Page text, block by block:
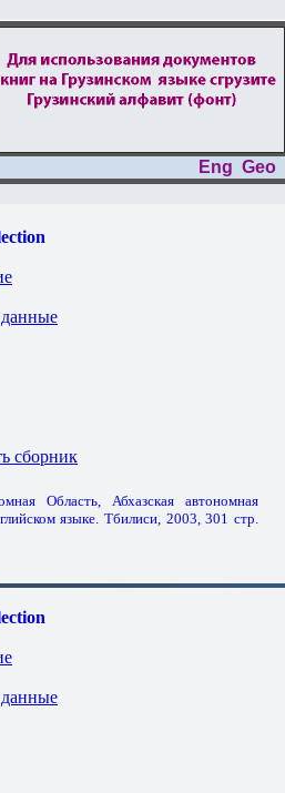
Eng Geo
сборник
Область, Абхазская автономная
языке. Тбилиси, 2003, 301 стр.